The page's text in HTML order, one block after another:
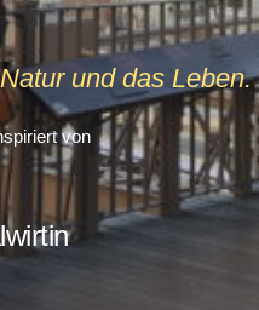
und das Leben.
von